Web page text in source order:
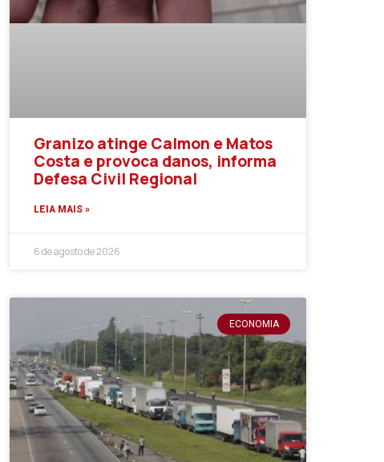
Granizo atinge Calmon e Matos
Costa e provoca danos, informa
Defesa Civil Regional
LEIA MAIS »
6 de agosto de 2026
ECONOMIA